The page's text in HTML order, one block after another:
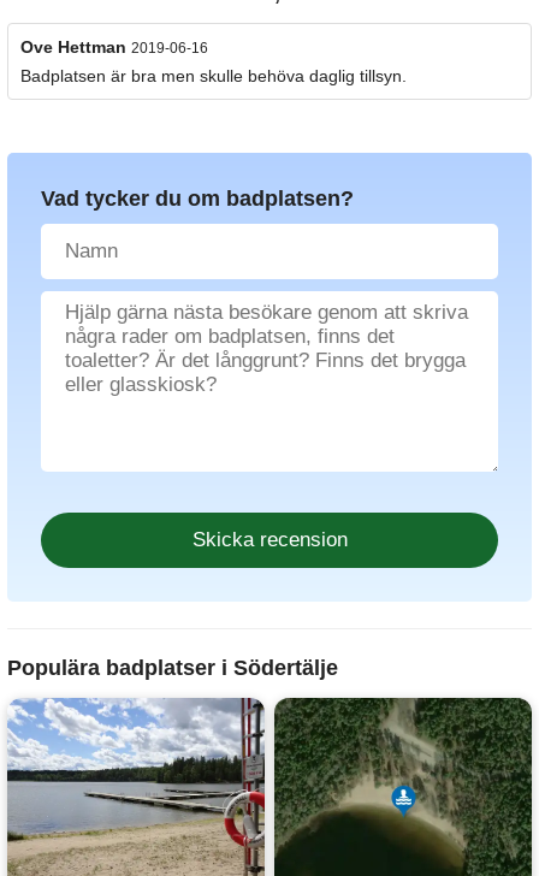
Ove Hettman 2019-06-16
Badplatsen är bra men skulle behöva daglig tillsyn.
Vad tycker du om badplatsen?
Populära badplatser i Södertälje